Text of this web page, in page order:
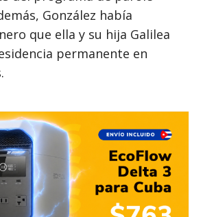
González había
que ella y su hija Galilea
permanente en